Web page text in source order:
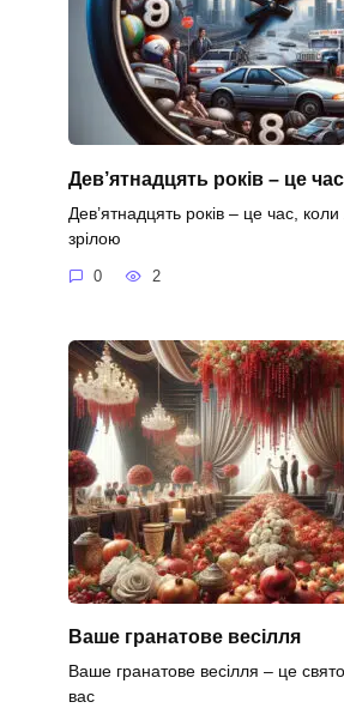
Дев’ятнадцять років – це час
Дев’ятнадцять років – це час,
зрілою
0 2
Ваше гранатове весілля
Ваше гранатове весілля – це
вас